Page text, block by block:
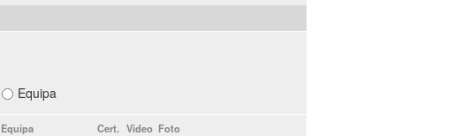
Equipa
Equipa Cert. Video Foto